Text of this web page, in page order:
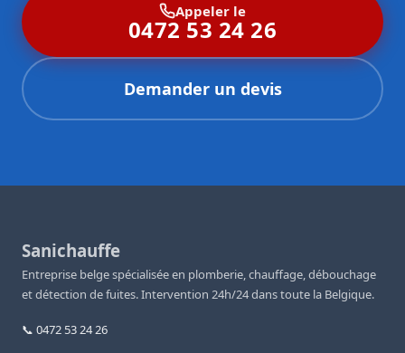
Appeler le
0472 53 24 26
Demander un devis
Sanichauffe
Entreprise belge spécialisée en plomberie, chauffage, débouchage
et détection de fuites. Intervention 24h/24 dans toute la Belgique.
📞 0472 53 24 26